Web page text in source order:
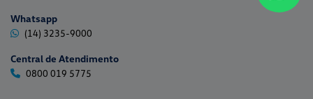
Whatsapp
(14) 3235-9000
Central de Atendimento
0800 019 5775